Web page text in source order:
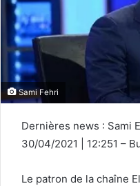
Sami Fehri
Dernières news : Sami
30/04/2021 | 12:251 –
Le patron de la chaîne